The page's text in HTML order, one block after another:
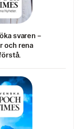
svaren –
och rena